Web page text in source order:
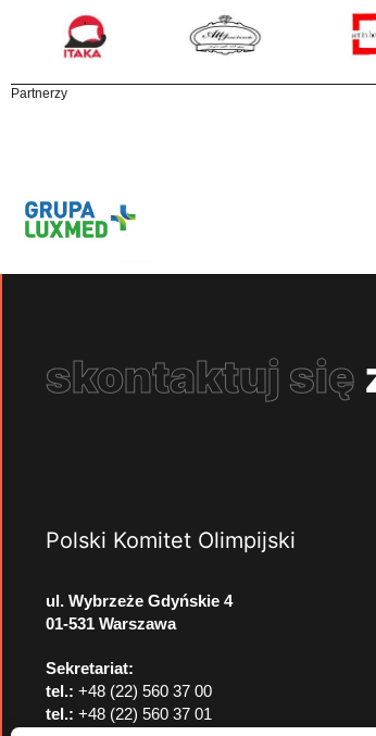
Partnerzy
skontaktuj się
Polski Komitet Olimpijski
ul. Wybrzeże Gdyńskie 4
01-531 Warszawa
Sekretariat:
tel.: +48 (22) 560 37 00
tel.: +48 (22) 560 37 01